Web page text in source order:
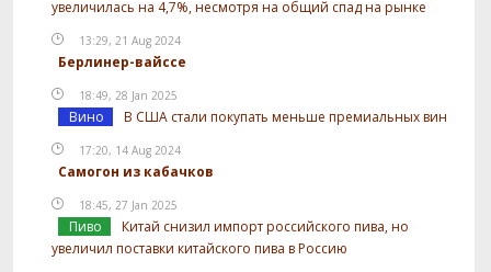
увеличилась на 4,7%, несмотря на общий спад на рынке
13:29, 21 Aug 2024
Берлинер-вайссе
18:49, 28 Jan 2025
Вино В США стали покупать меньше премиальных вин
17:20, 14 Aug 2024
Самогон из кабачков
18:45, 27 Jan 2025
Пиво
Китай снизил импорт российского пива, но
увеличил поставки китайского пива в Россию